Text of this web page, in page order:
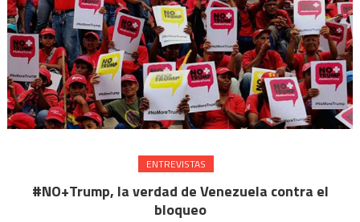
ENTREVISTAS
#NO+Trump, la verdad de Venezuela contra el
bloqueo